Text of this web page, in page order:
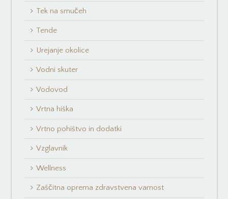
Tek na smučeh
Tende
Urejanje okolice
Vodni skuter
Vodovod
Vrtna hiška
Vrtno pohištvo in dodatki
Vzglavnik
Wellness
Zaščitna oprema zdravstvena varnost